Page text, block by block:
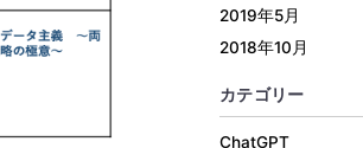
2019年5月
2018年10月
カテゴリー
ChatGPT